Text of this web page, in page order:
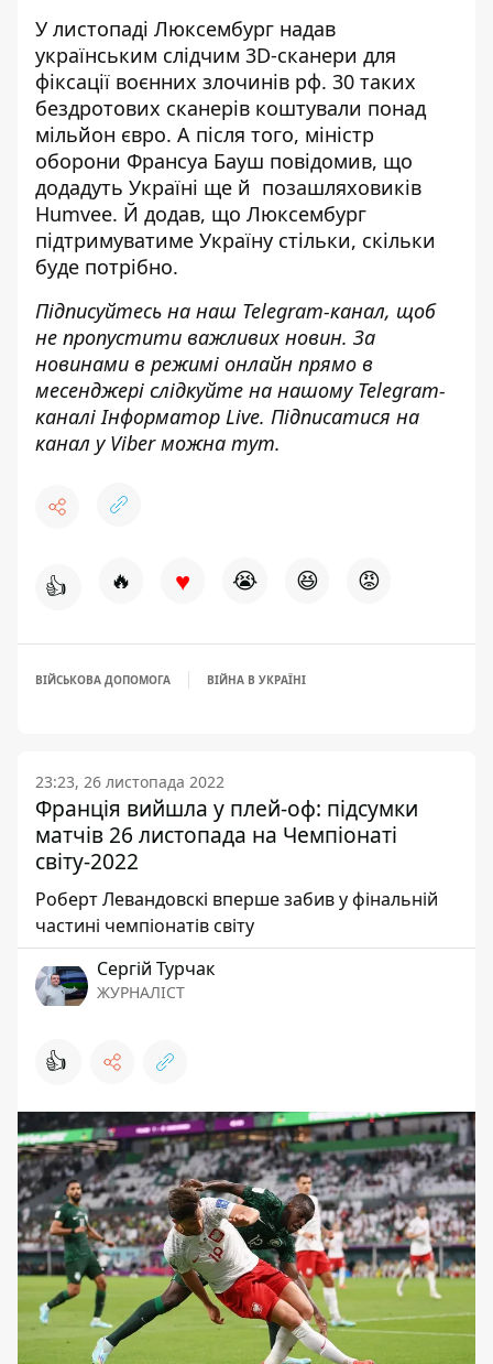
У листопаді Люксембург надав
українським слідчим 3D-сканери для
фіксації воєнних злочинів рф. 30 таких
бездротових сканерів коштували понад
мільйон євро. А після того, міністр
оборони Франсуа Бауш повідомив, що
додадуть Україні ще й позашляховиків
Humvee. Й додав, що Люксембург
підтримуватиме Україну стільки, скільки
буде потрібно.
Підписуйтесь на наш Telegram-канал, щоб
не пропустити важливих новин. За
новинами в режимі онлайн прямо в
месенджері слідкуйте на нашому Telegram-
каналіІнформатор Live. Підписатися на
канал у Viber можна тут.
👍 🔥 ♥ 😭 😆 😡
ВІЙСЬКОВА ДОПОМОГА ВІЙНА В УКРАЇНІ
23:23, 26 листопада 2022
Франція вийшла у плей-оф: підсумки
матчів 26 листопада на Чемпіонаті
світу-2022
Роберт Левандовскі вперше забив у фінальній
частині чемпіонатів світу
Сергій Турчак
ЖУРНАЛІСТ
👍